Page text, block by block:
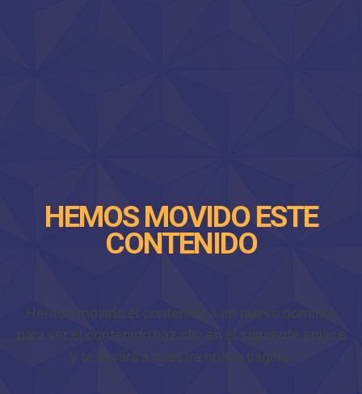
HEMOS MOVIDO ESTE
CONTENIDO
Hemos movido el contenido a un nuevo dominio,
para ver el contenido haz clic en el siguiente enlace
y te llevará a nuestra nueva página.